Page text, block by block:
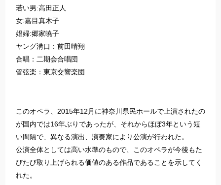
若い男:高田正人
女:嘉目真木子
娼婦:郷家暁子
ヤング溝口：前田晴翔
合唱：二期会合唱団
管弦楽：東京交響楽団
このオペラ、2015年12月に神奈川県民ホールで上演されたの
が国内では16年ぶりであったが、それからほぼ3年という短
い間隔で、異なる演出、演奏家により公演が行われた。
公演全体としては高い水準のもので、このオペラが今後もた
びたび取り上げられる価値のある作品であることを示してく
れた。